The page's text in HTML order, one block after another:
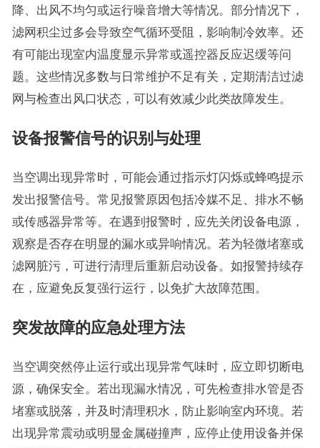
降、出风不均匀或运行噪音增大等情况。部分情况下，
滤网积尘过多会导致空气循环受阻，影响制冷效率。还
有可能出现室内温度显示异常或遥控器反应迟缓等问
题。这些情况多数与日常维护不足有关，定期清洁过滤
网与检查出风口状态，可以有效减少此类故障发生。
设备报警信号的识别与处理
当空调出现异常时，可能会通过指示灯闪烁或蜂鸣提示
发出报警信号。常见报警原因包括冷媒不足、排水不畅
或传感器异常等。在遇到报警时，应先关闭设备电源，
观察是否存在明显的漏水或异响情况。若为轻微堵塞或
滤网脏污，可进行清理后重新启动设备。如报警持续存
在，应避免反复强行运行，以免扩大故障范围。
突发故障的应急处理方法
当空调突然停止运行或出现异常气味时，应立即切断电
源，确保安全。若出现漏水情况，可先检查排水管是否
堵塞或脱落，并及时清理积水，防止影响室内环境。若
出现异常震动或明显金属碰撞声，应停止使用设备并保